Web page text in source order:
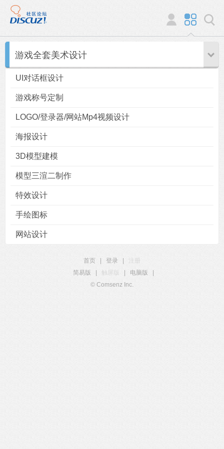
游戏全套美术设计
UI对话框设计
游戏称号定制
LOGO/登录器/网站Mp4视频设计
海报设计
3D模型建模
模型三渲二制作
特效设计
手绘图标
网站设计
首页 登录
注册
简易版
触屏版 电脑版
© Comsenz Inc.